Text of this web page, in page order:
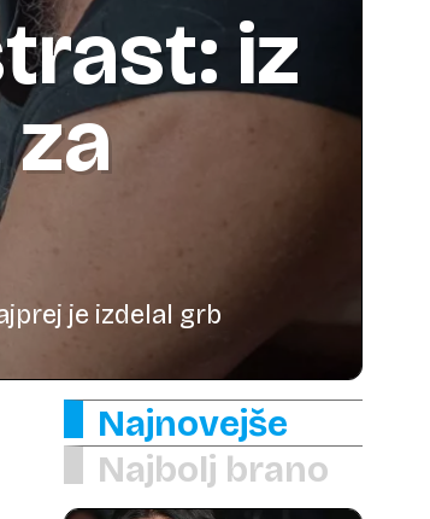
iz
je izdelal grb
Najnovejše
Najbolj brano